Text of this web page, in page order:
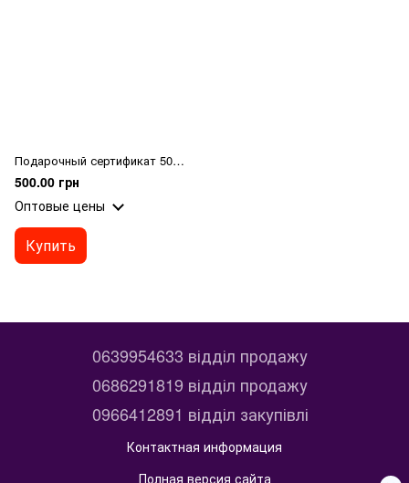
Подарочный сертификат 500 грн
500.00 грн
Оптовые цены
Купить
0639954633 відділ продажу
0686291819 відділ продажу
0966412891 відділ закупівлі
Контактная информация
Полная версия сайта